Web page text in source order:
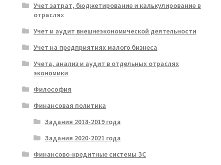
Учет затрат, бюджетирование и калькулирование в
отраслях
Учет и аудит внешнеэкономической деятельности
Учет на предприятиях малого бизнеса
Учета, анализ и аудит в отдельных отраслях
экономики
Философия
Финансовая политика
Задания 2018-2019 года
Задания 2020-2021 года
Финансово-кредитные системы ЗС